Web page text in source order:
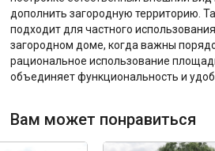
дополнить загородную территорию.
подходит для частного
загородном доме, когда важны
рациональное использование
объединяет функциональность и
Вам может понравиться